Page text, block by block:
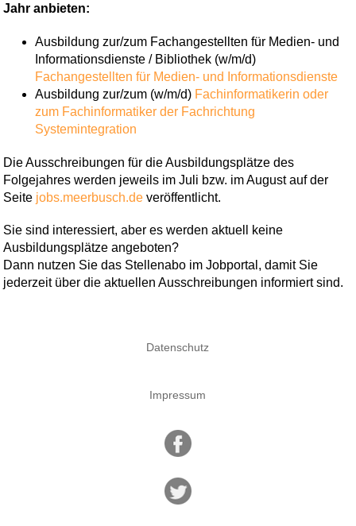
Jahr anbieten:
Ausbildung zur/zum Fachangestellten für Medien- und
Informationsdienste / Bibliothek (w/m/d)
Fachangestellten für Medien- und Informationsdienste
Ausbildung zur/zum (w/m/d) Fachinformatikerin oder
zum Fachinformatiker der Fachrichtung
Systemintegration
Die Ausschreibungen für die Ausbildungsplätze des
Folgejahres werden jeweils im Juli bzw. im August auf der
Seite jobs.meerbusch.de veröffentlicht.
Sie sind interessiert, aber es werden aktuell keine
Ausbildungsplätze angeboten?
Dann nutzen Sie das Stellenabo im Jobportal, damit Sie
jederzeit über die aktuellen Ausschreibungen informiert sind.
Datenschutz
Impressum